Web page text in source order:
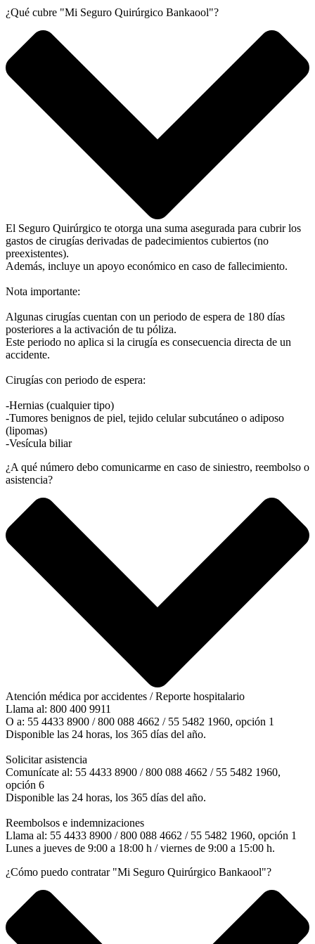
¿Qué cubre "Mi Seguro Quirúrgico Bankaool"?
El Seguro Quirúrgico te otorga una suma asegurada para cubrir los
gastos de cirugías derivadas de padecimientos cubiertos (no
preexistentes).
Además, incluye un apoyo económico en caso de fallecimiento.
Nota importante:
Algunas cirugías cuentan con un periodo de espera de 180 días
posteriores a la activación de tu póliza.
Este periodo no aplica si la cirugía es consecuencia directa de un
accidente.
Cirugías con periodo de espera:
-Hernias (cualquier tipo)
-Tumores benignos de piel, tejido celular subcutáneo o adiposo
(lipomas)
-Vesícula biliar
¿A qué número debo comunicarme en caso de siniestro, reembolso o
asistencia?
Atención médica por accidentes / Reporte hospitalario
Llama al: 800 400 9911
O a: 55 4433 8900 / 800 088 4662 / 55 5482 1960, opción 1
Disponible las 24 horas, los 365 días del año.
Solicitar asistencia
Comunícate al: 55 4433 8900 / 800 088 4662 / 55 5482 1960,
opción 6
Disponible las 24 horas, los 365 días del año.
Reembolsos e indemnizaciones
Llama al: 55 4433 8900 / 800 088 4662 / 55 5482 1960, opción 1
Lunes a jueves de 9:00 a 18:00 h / viernes de 9:00 a 15:00 h.
¿Cómo puedo contratar "Mi Seguro Quirúrgico Bankaool"?